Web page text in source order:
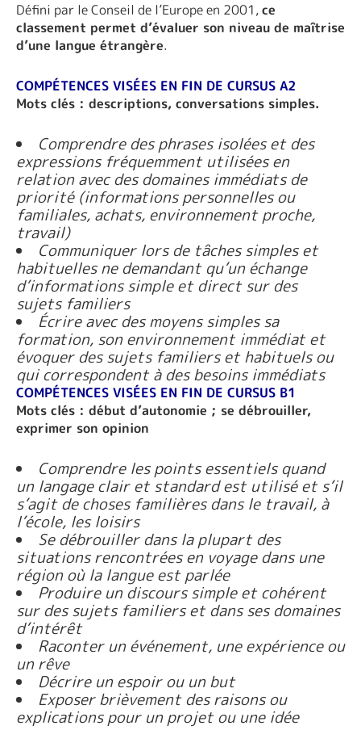
Défini par le Conseil de l’Europe en 2001,ce
classement permet d’évaluer son niveau de maîtrise
d’une langue étrangère.
COMPÉTENCES VISÉES EN FIN DE CURSUS A2
Mots clés : descriptions, conversations simples.
Comprendre des phrases isolées et des
expressions fréquemment utilisées en
relation avec des domaines immédiats de
priorité (informations personnelles ou
familiales, achats, environnement proche,
travail)
Communiquer lors de tâches simples et
habituelles ne demandant qu’un échange
d’informations simple et direct sur des
sujets familiers
Écrire avec des moyens simples sa
formation, son environnement immédiat et
évoquer des sujets familiers et habituels ou
qui correspondent à des besoins immédiats
COMPÉTENCES VISÉES EN FIN DE CURSUS B1
Mots clés : début d’autonomie ; se débrouiller,
exprimer son opinion
Comprendre les points essentiels quand
un langage clair et standard est utilisé et s’il
s’agit de choses familières dans le travail, à
l’école, les loisirs
Se débrouiller dans la plupart des
situations rencontrées en voyage dans une
région où la langue est parlée
Produire un discours simple et cohérent
sur des sujets familiers et dans ses domaines
d’intérêt
Raconter un événement, une expérience ou
un rêve
Décrire un espoir ou un but
Exposer brièvement des raisons ou
explications pour un projet ou une idée